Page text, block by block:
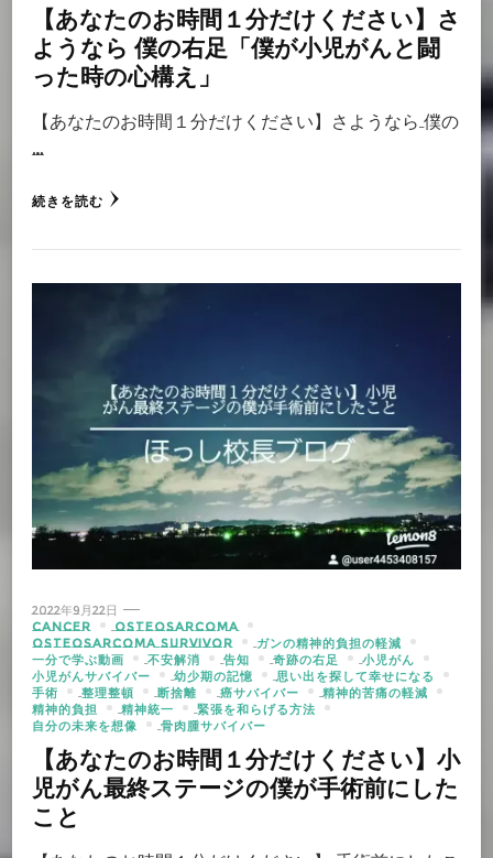
【あなたのお時間１分だけください】さ
ようなら 僕の右足「僕が小児がんと闘
った時の心構え」
【あなたのお時間１分だけください】さようなら 僕の
…
続きを読む
2022年9月22日
CANCER
OSTEOSARCOMA
OSTEOSARCOMA SURVIVOR
ガンの精神的負担の軽減
一分で学ぶ動画
不安解消 告知 奇跡の右足
小児がん
小児がんサバイバー
幼少期の記憶
思い出を探して幸せになる
手術
整理整頓 断捨離 癌サバイバー
精神的苦痛の軽減
精神的負担
精神統一
緊張を和らげる方法
自分の未来を想像
骨肉腫サバイバー
【あなたのお時間１分だけください】小
児がん最終ステージの僕が手術前にした
こと